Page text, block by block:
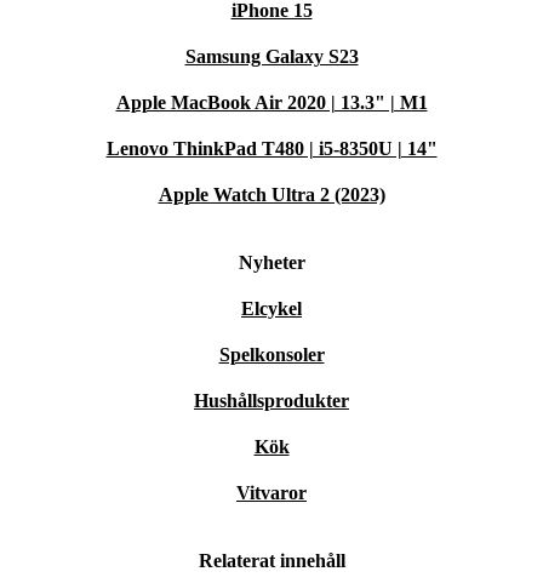
iPhone 15
Samsung Galaxy S23
Apple MacBook Air 2020 | 13.3" | M1
Lenovo ThinkPad T480 | i5-8350U | 14"
Apple Watch Ultra 2 (2023)
Nyheter
Elcykel
Spelkonsoler
Hushållsprodukter
Kök
Vitvaror
Relaterat innehåll